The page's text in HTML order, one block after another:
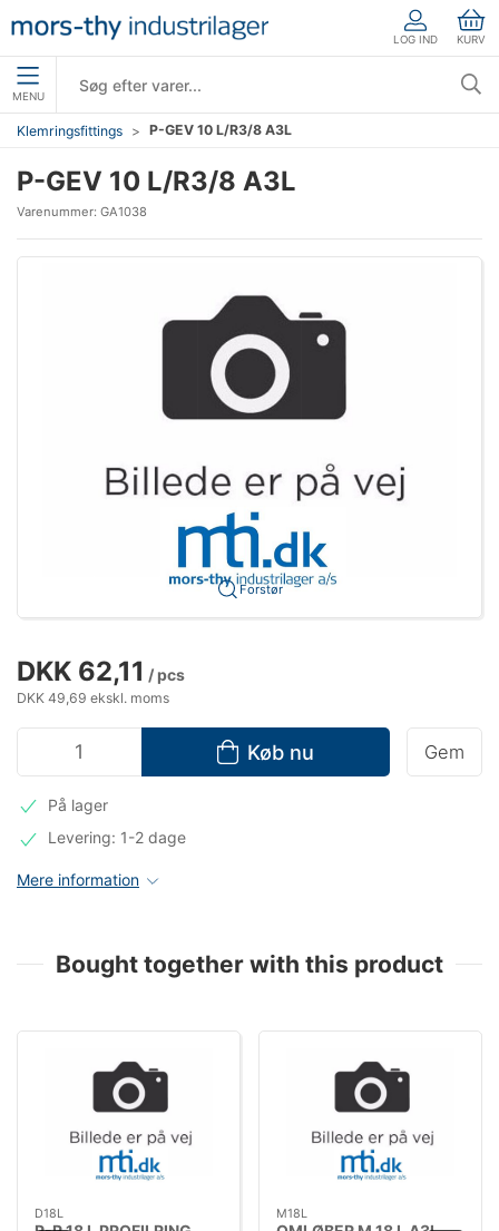
LOG IND KURV
MENU
Klemringsfittings P-GEV 10 L/R3/8 A3L
P-GEV 10 L/R3/8 A3L
Varenummer: GA1038
Forstør
DKK 62,11 / pcs
DKK 49,69 ekskl. moms
Køb nu Gem
På lager
Levering: 1-2 dage
Mere information
Bought together with this product
D18L M18L